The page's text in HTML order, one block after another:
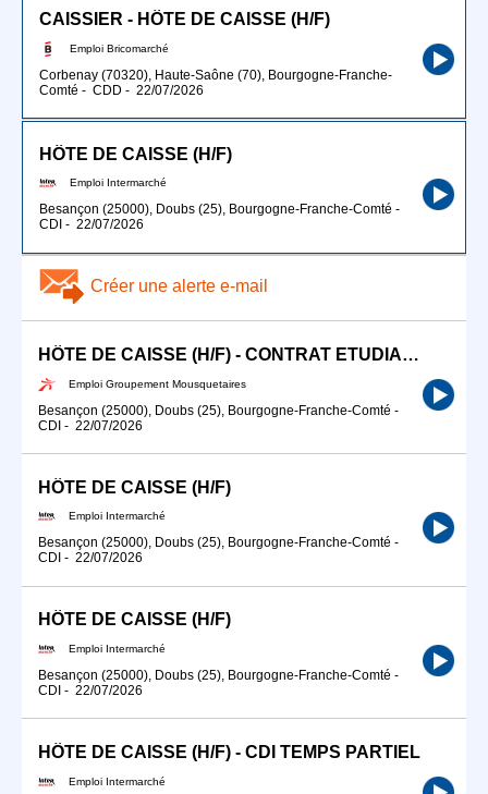
CAISSIER - HÔTE DE CAISSE (H/F)
Emploi Bricomarché
Corbenay (70320), Haute-Saône (70), Bourgogne-Franche-
Comté - CDD - 22/07/2026
HÔTE DE CAISSE (H/F)
Emploi Intermarché
Besançon (25000), Doubs (25), Bourgogne-Franche-Comté -
CDI - 22/07/2026
Créer une alerte e-mail
HÔTE DE CAISSE (H/F) - CONTRAT ETUDIANT
Emploi Groupement Mousquetaires
Besançon (25000), Doubs (25), Bourgogne-Franche-Comté -
CDI - 22/07/2026
HÔTE DE CAISSE (H/F)
Emploi Intermarché
Besançon (25000), Doubs (25), Bourgogne-Franche-Comté -
CDI - 22/07/2026
HÔTE DE CAISSE (H/F)
Emploi Intermarché
Besançon (25000), Doubs (25), Bourgogne-Franche-Comté -
CDI - 22/07/2026
HÔTE DE CAISSE (H/F) - CDI TEMPS PARTIEL
Emploi Intermarché